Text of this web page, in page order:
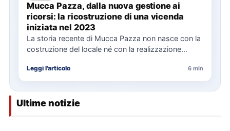
Mucca Pazza, dalla nuova gestione ai
ricorsi: la ricostruzione di una vicenda
iniziata nel 2023
La storia recente di Mucca Pazza non nasce con la
costruzione del locale né con la realizzazione
Leggi l'articolo 6 min
Ultime notizie